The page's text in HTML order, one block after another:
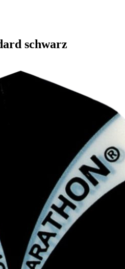
Challenge
FlowLiga Push Z18
schwarz